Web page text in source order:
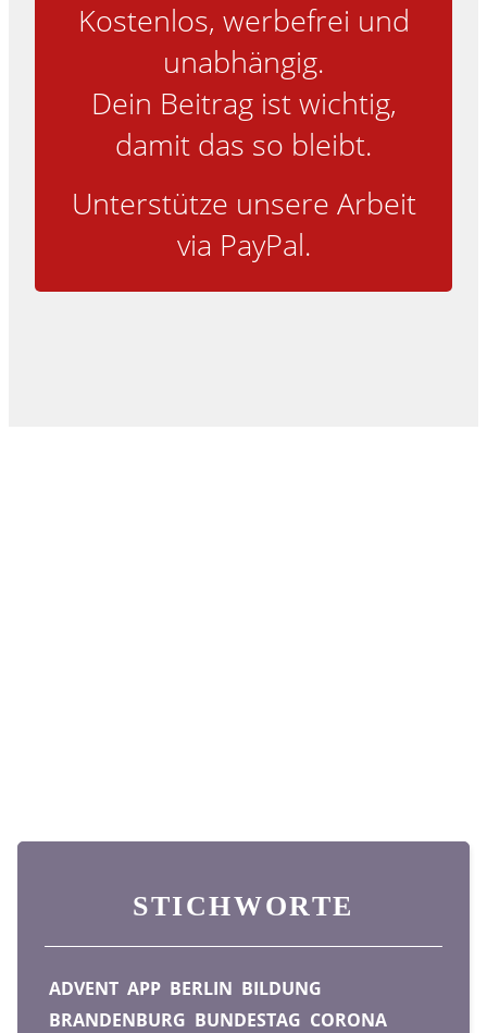
Kostenlos, werbefrei und
unabhängig.
Dein Beitrag ist wichtig,
damit das so bleibt.
Unterstütze unsere Arbeit
via PayPal.
STICHWORTE
ADVENT APP BERLIN BILDUNG
BRANDENBURG BUNDESTAG CORONA